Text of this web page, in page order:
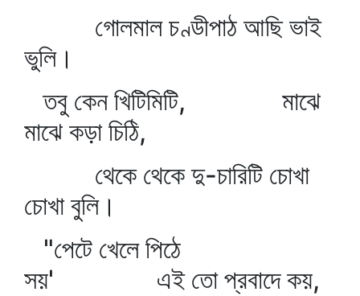
গোলমাল চণ্ডীপাঠ আছি ভাই
ভুলি।
তবু কেন খিটিমিটি, মাঝে
মাঝে কড়া চিঠি,
থেকে থেকে দু-চারিটি চোখা
চোখা বুলি।
"পেটে খেলে পিঠে
সয়' এই তো প্রবাদে কয়,